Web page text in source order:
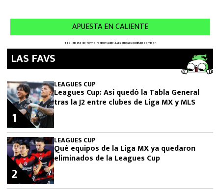
LAS FAVS
LEAGUES CUP
Leagues Cup: Así quedó la Tabla General
tras la J2 entre clubes de Liga MX y MLS
1
LEAGUES CUP
Qué equipos de la Liga MX ya quedaron
eliminados de la Leagues Cup
2